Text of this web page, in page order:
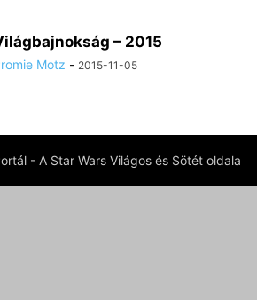
– 2015
Motz - 2015-11-05
- A Star Wars Világos és Sötét oldala